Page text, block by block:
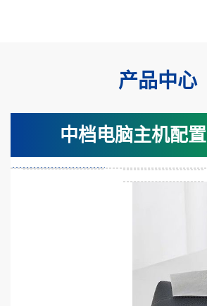
产品中心
中档电脑主机配置